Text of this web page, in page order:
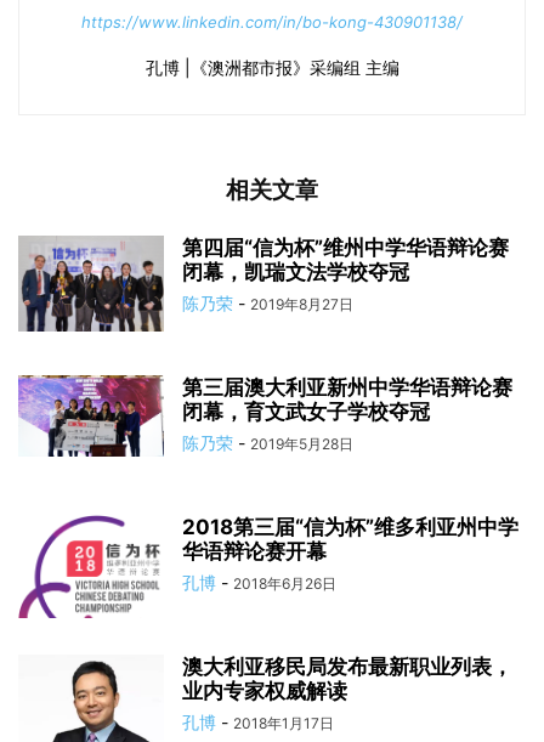
https://www.linkedin.com/in/bo-kong-430901138/
孔博 |《澳洲都市报》采编组 主编
相关文章
第四届“信为杯”维州中学华语辩论赛
闭幕，凯瑞文法学校夺冠
陈乃荣 - 2019年8月27日
第三届澳大利亚新州中学华语辩论赛
闭幕，育文武女子学校夺冠
陈乃荣 - 2019年5月28日
2018第三届“信为杯”维多利亚州中学
华语辩论赛开幕
孔博 - 2018年6月26日
澳大利亚移民局发布最新职业列表，
业内专家权威解读
孔博 - 2018年1月17日